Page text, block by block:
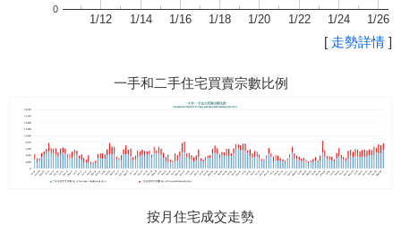
1/12 1/14 1/16 1/18 1/20 1/22 1/24 1/26
0
[ 走勢詳情 ]
一手和二手住宅買賣宗數比例
按月住宅成交走勢